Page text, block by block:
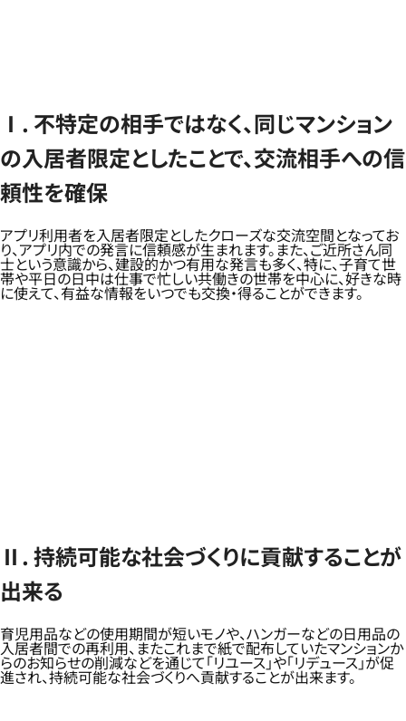
Ⅰ. 不特定の相手ではなく、同じマンション
の入居者限定としたことで、交流相手への信
頼性を確保
アプリ利用者を入居者限定としたクローズな交流空間となってお
り、アプリ内での発言に信頼感が生まれます。また、ご近所さん同
士という意識から、建設的かつ有用な発言も多く、特に、子育て世
帯や平日の日中は仕事で忙しい共働きの世帯を中心に、好きな時
に使えて、有益な情報をいつでも交換・得ることができます。
Ⅱ. 持続可能な社会づくりに貢献することが
出来る
育児用品などの使用期間が短いモノや、ハンガーなどの日用品の
入居者間での再利用、またこれまで紙で配布していたマンションか
らのお知らせの削減などを通じて「リユース」や「リデュース」が促
進され、持続可能な社会づくりへ貢献することが出来ます。